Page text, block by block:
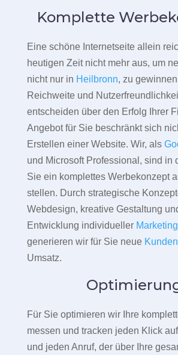
Komplette
Eine schöne Internetseite allein
heutigen Zeit nicht mehr aus, um
nicht nur in Heilbronn, zu
Reichweite und
entscheiden über den Erfolg Ihrer
Angebot für Sie beschränkt sich
Erstellen einer Website. Wir, als
und Microsoft Professional, sind in
Sie ein komplettes Werbekonzept
stellen. Durch strategische
Webdesign, kreative Gestaltung
Entwicklung individueller Marketing
generieren wir für Sie neue Kunden
Umsatz.
Für Sie optimieren wir Ihre
messen und tracken jeden Klick
und jeden Anruf, der über Ihre